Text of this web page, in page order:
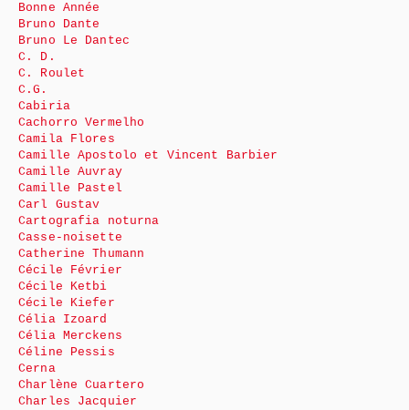
Bonne Année
Bruno Dante
Bruno Le Dantec
C. D.
C. Roulet
C.G.
Cabiria
Cachorro Vermelho
Camila Flores
Camille Apostolo et Vincent Barbier
Camille Auvray
Camille Pastel
Carl Gustav
Cartografia noturna
Casse-noisette
Catherine Thumann
Cécile Février
Cécile Ketbi
Cécile Kiefer
Célia Izoard
Célia Merckens
Céline Pessis
Cerna
Charlène Cuartero
Charles Jacquier